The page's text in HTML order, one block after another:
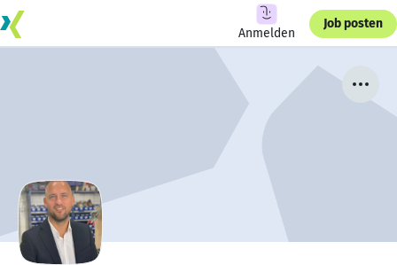
Anmelden
Job posten